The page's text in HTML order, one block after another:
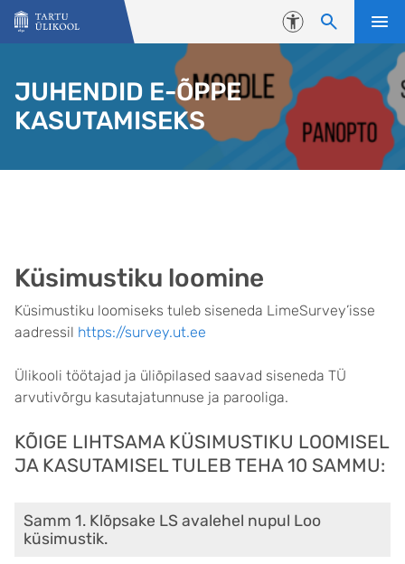
Liigu edasi põhisisu juurde
Juurdepääsetavus
JUHENDID E-ÕPPE
KASUTAMISEKS
Küsimustiku loomine
Küsimustiku loomiseks tuleb siseneda LimeSurvey’isse
aadressil https://survey.ut.ee
Ülikooli töötajad ja üliõpilased saavad siseneda TÜ
arvutivõrgu kasutajatunnuse ja parooliga.
KÕIGE LIHTSAMA KÜSIMUSTIKU LOOMISEL
JA KASUTAMISEL TULEB TEHA 10 SAMMU:
Samm 1. Klõpsake LS avalehel nupul Loo
küsimustik.